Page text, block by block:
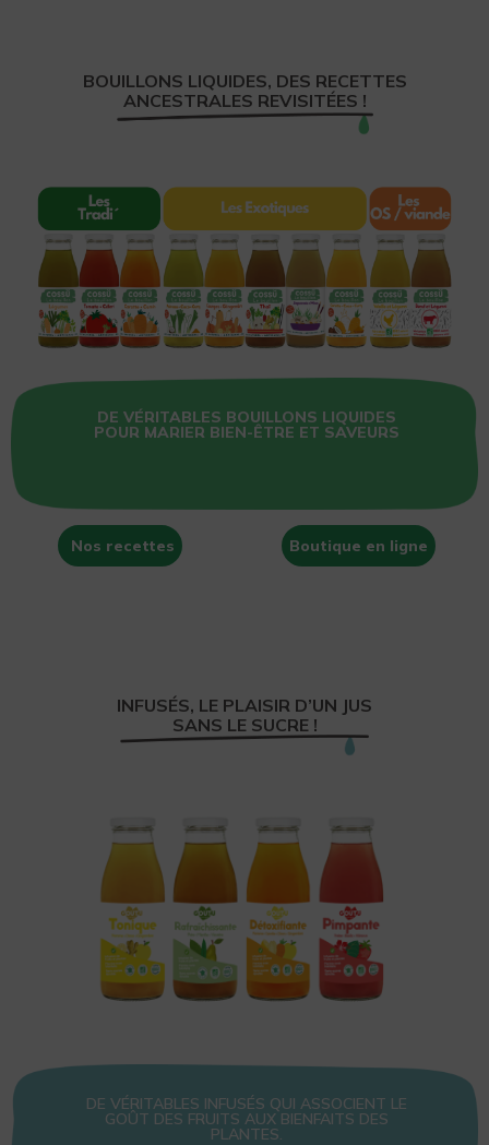
BOUILLONS LIQUIDES, DES RECETTES
ANCESTRALES REVISITÉES !
DE VÉRITABLES BOUILLONS LIQUIDES
POUR MARIER BIEN-ÊTRE ET SAVEURS
Nos recettes Boutique en ligne
INFUSÉS, LE PLAISIR D’UN JUS
SANS LE SUCRE !
DE VÉRITABLES INFUSÉS QUI ASSOCIENT LE
GOÛT DES FRUITS AUX BIENFAITS DES
PLANTES.